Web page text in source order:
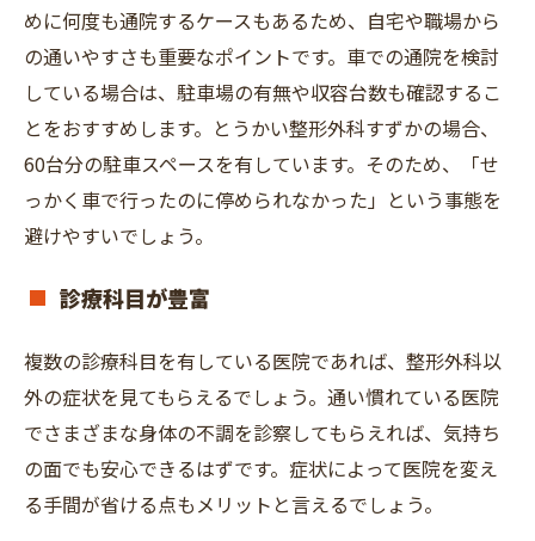
めに何度も通院するケースもあるため、自宅や職場から
の通いやすさも重要なポイントです。車での通院を検討
している場合は、駐車場の有無や収容台数も確認するこ
とをおすすめします。とうかい整形外科すずかの場合、
60台分の駐車スペースを有しています。そのため、「せ
っかく車で行ったのに停められなかった」という事態を
避けやすいでしょう。
診療科目が豊富
複数の診療科目を有している医院であれば、整形外科以
外の症状を見てもらえるでしょう。通い慣れている医院
でさまざまな身体の不調を診察してもらえれば、気持ち
の面でも安心できるはずです。症状によって医院を変え
る手間が省ける点もメリットと言えるでしょう。